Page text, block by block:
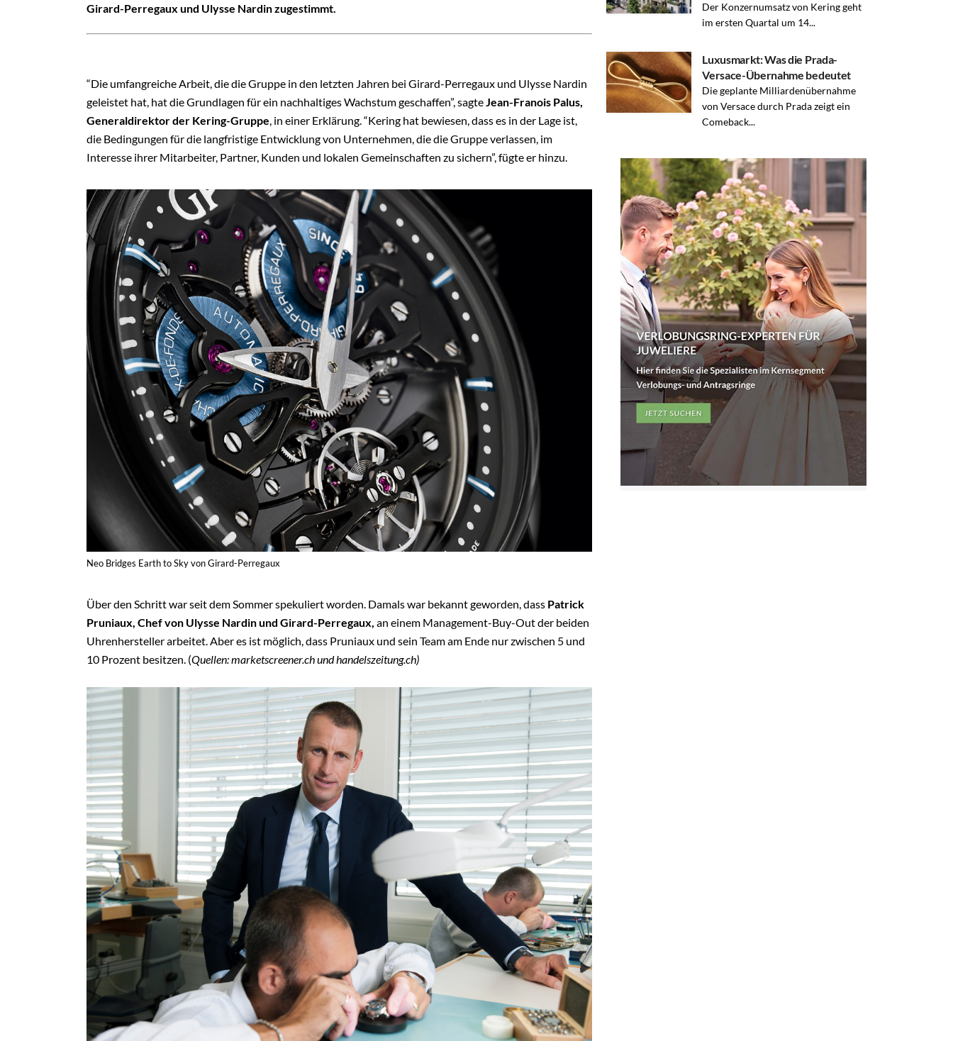
Girard-Perregaux und Ulysse Nardin zugestimmt.
“Die umfangreiche Arbeit, die die Gruppe in den letzten Jahren bei Girard-Perregaux und Ulysse Nardin
geleistet hat, hat die Grundlagen für ein nachhaltiges Wachstum geschaffen”, sagteJean-Franois Palus,
Generaldirektor der Kering-Gruppe, in einer Erklärung. “Kering hat bewiesen, dass es in der Lage ist,
die Bedingungen für die langfristige Entwicklung von Unternehmen, die die Gruppe verlassen, im
Interesse ihrer Mitarbeiter, Partner, Kunden und lokalen Gemeinschaften zu sichern”, fügte er hinzu.
Neo Bridges Earth to Sky von Girard-Perregaux
Über den Schritt war seit dem Sommer spekuliert worden. Damals war bekannt geworden, dass Patrick
Pruniaux, Chef von Ulysse Nardin und Girard-Perregaux, an einem Management-Buy-Out der beiden
Uhrenhersteller arbeitet. Aber es ist möglich, dass Pruniaux und sein Team am Ende nur zwischen 5 und
10 Prozent besitzen. (Quellen: marketscreener.ch und handelszeitung.ch)
Der Konzernumsatz von Kering geht
im ersten Quartal um 14...
Luxusmarkt: Was die Prada-
Versace-Übernahme bedeutet
Die geplante Milliardenübernahme
von Versace durch Prada zeigt ein
Comeback...